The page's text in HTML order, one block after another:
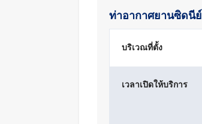
ท่าอากาศยานซิดนีย์
บริเวณที่ตั้ง
เวลาเปิดให้บริการ